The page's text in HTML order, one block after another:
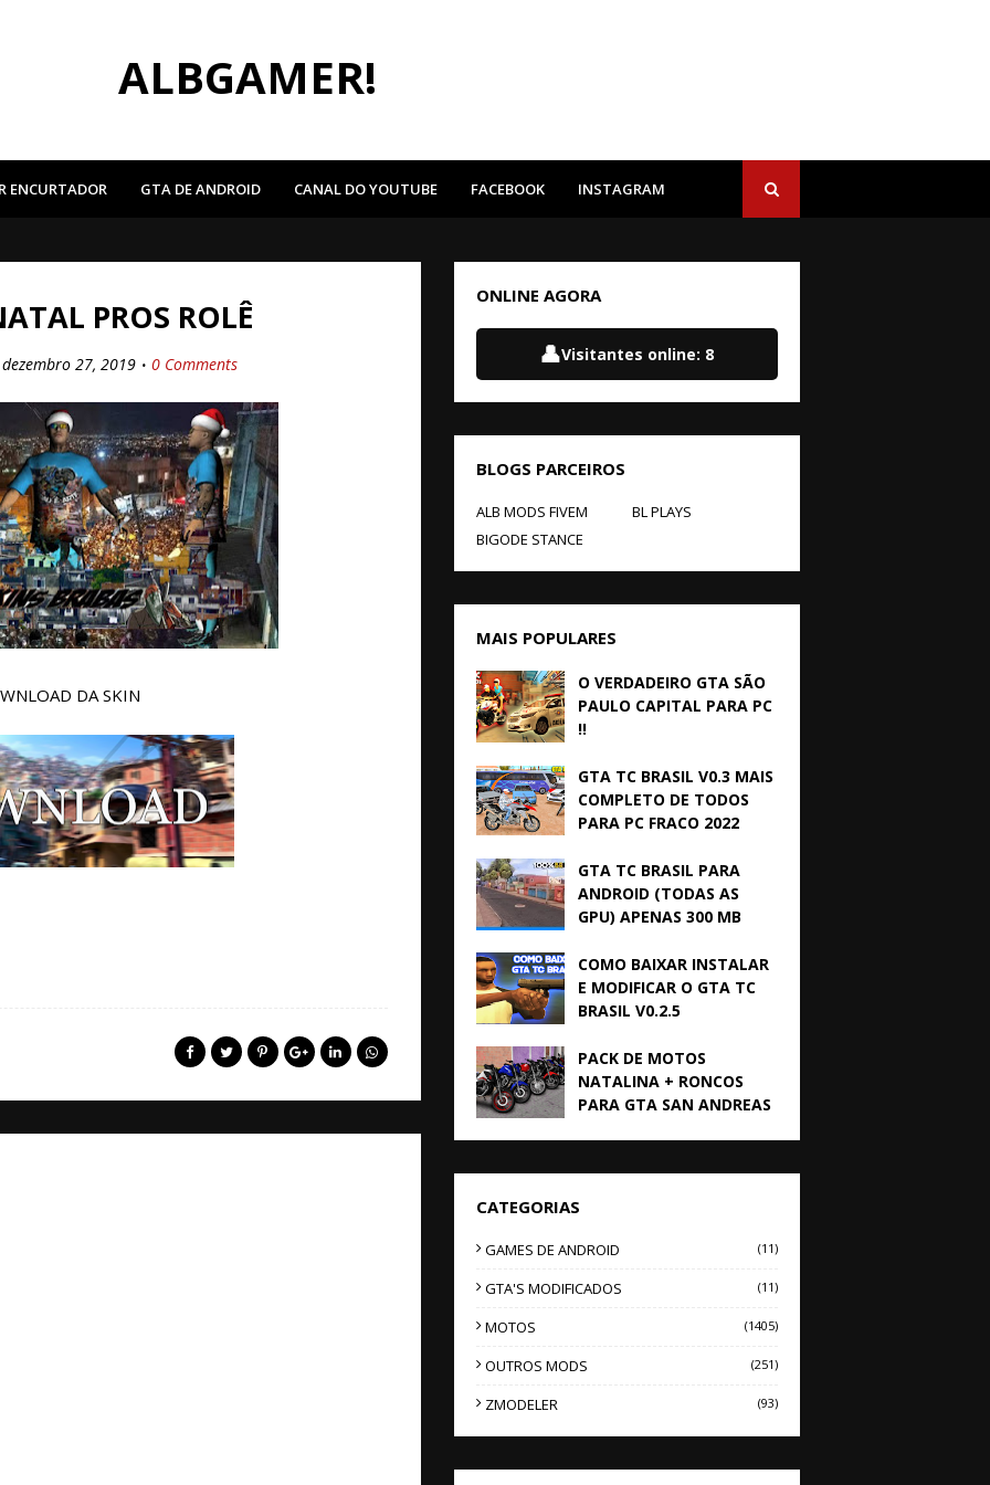
ALBGAMER!
ENCURTADOR GTA DE ANDROID CANAL DO YOUTUBE FACEBOOK INSTAGRAM
PROS ROLÊ
dezembro 27, 2019 0 Comments
DA SKIN
ONLINE AGORA
👤Visitantes online: 8
BLOGS PARCEIROS
ALB MODS FIVEM
BL PLAYS
BIGODE STANCE
MAIS POPULARES
O VERDADEIRO GTA SÃO
PAULO CAPITAL PARA PC
!!
GTA TC BRASIL V0.3 MAIS
COMPLETO DE TODOS
PARA PC FRACO 2022
GTA TC BRASIL PARA
ANDROID (TODAS AS
GPU) APENAS 300 MB
COMO BAIXAR INSTALAR
E MODIFICAR O GTA TC
BRASIL V0.2.5
PACK DE MOTOS
NATALINA + RONCOS
PARA GTA SAN ANDREAS
CATEGORIAS
GAMES DE ANDROID (11)
GTA'S MODIFICADOS (11)
MOTOS (1405)
OUTROS MODS (251)
ZMODELER (93)